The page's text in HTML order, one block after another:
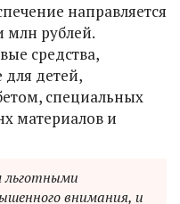
направляется
млн рублей.
средства,
детей,
специальных
материалов и
льготными
внимания, и